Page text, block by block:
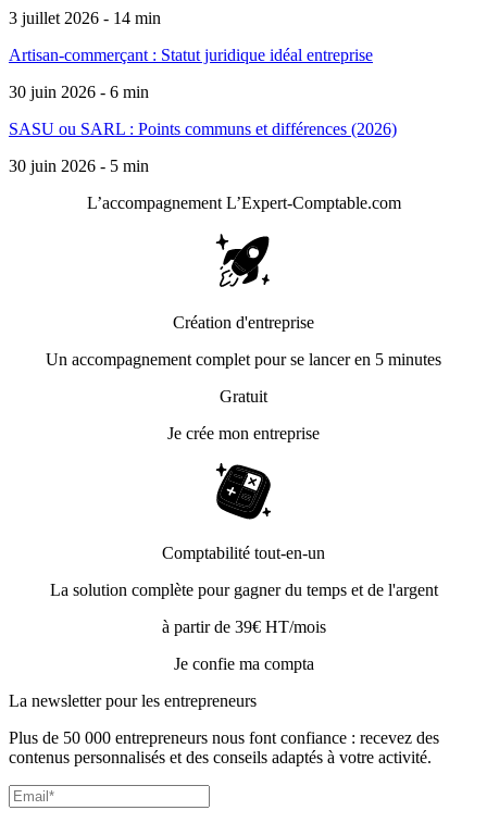
3 juillet 2026 - 14 min
Artisan-commerçant : Statut juridique idéal entreprise
30 juin 2026 - 6 min
SASU ou SARL : Points communs et différences (2026)
30 juin 2026 - 5 min
L’accompagnement L’Expert-Comptable.com
Création d'entreprise
Un accompagnement complet pour se lancer en 5 minutes
Gratuit
Je crée mon entreprise
Comptabilité tout-en-un
La solution complète pour gagner du temps et de l'argent
à partir de 39€ HT/mois
Je confie ma compta
La newsletter pour les entrepreneurs
Plus de 50 000 entrepreneurs nous font confiance : recevez des
contenus personnalisés et des conseils adaptés à votre activité.